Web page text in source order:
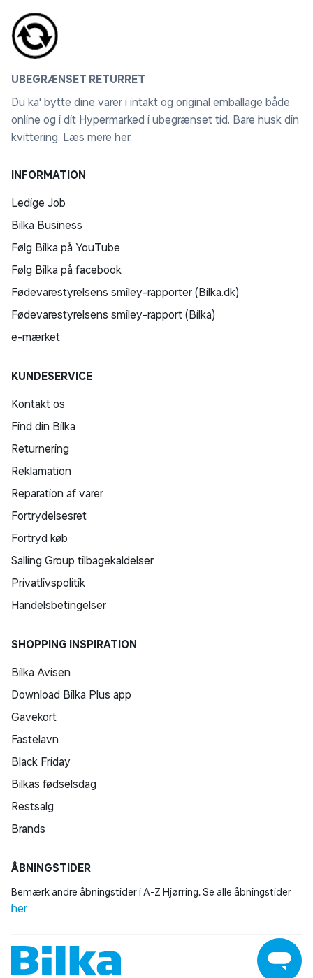
UBEGRÆNSET RETURRET
Du ka' bytte dine varer i intakt og original emballage både
online og i dit Hypermarked i ubegrænset tid. Bare husk din
kvittering. Læs mere her.
INFORMATION
Ledige Job
Bilka Business
Følg Bilka på YouTube
Følg Bilka på facebook
Fødevarestyrelsens smiley-rapporter (Bilka.dk)
Fødevarestyrelsens smiley-rapport (Bilka)
e-mærket
KUNDESERVICE
Kontakt os
Find din Bilka
Returnering
Reklamation
Reparation af varer
Fortrydelsesret
Fortryd køb
Salling Group tilbagekaldelser
Privatlivspolitik
Handelsbetingelser
SHOPPING INSPIRATION
Bilka Avisen
Download Bilka Plus app
Gavekort
Fastelavn
Black Friday
Bilkas fødselsdag
Restsalg
Brands
ÅBNINGSTIDER
Bemærk andre åbningstider i A-Z Hjørring. Se alle åbningstider
her